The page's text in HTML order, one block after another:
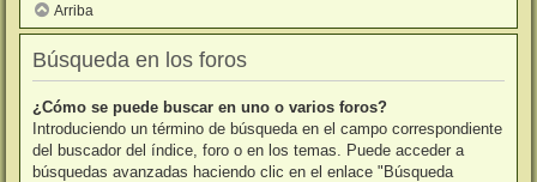
Arriba
Búsqueda en los foros
¿Cómo se puede buscar en uno o varios foros?
Introduciendo un término de búsqueda en el campo correspondiente
del buscador del índice, foro o en los temas. Puede acceder a
búsquedas avanzadas haciendo clic en el enlace "Búsqueda